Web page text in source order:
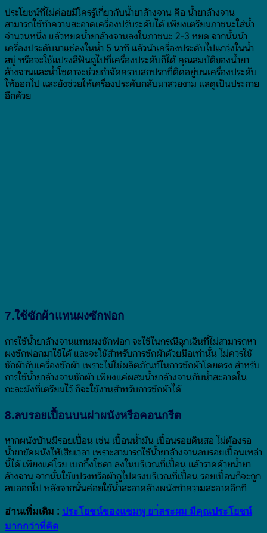
ประโยชน์ที่ไม่ค่อยมีใครรู้เกี่ยวกับน้ำยาล้างจาน คือ น้ำยาล้างจาน
สามารถใช้ทำความสะอาดเครื่องปรับระดับได้ เพียงเตรียมภาชนะใส่น้ำ
จำนวนหนึ่ง แล้วหยดน้ำยาล้างจานลงในภาชนะ 2-3 หยด จากนั้นนำ
เครื่องประดับมาแช่ลงในน้ำ 5 นาที แล้วนำเครื่องประดับไปแกว่งในน้ำ
สบู่ หรือจะใช้แปรงสีฟันถูไปที่เครื่องประดับก็ได้ คุณสมบัติของน้ำยา
ล้างจานและน้ำโซดาจะช่วยกำจัดคราบสกปรกที่ติดอยู่บนเครื่องประดับ
ให้ออกไป และยังช่วยให้เครื่องประดับกลับมาสวยงาม แลดูเป็นประกาย
อีกด้วย
7.ใช้ซักผ้าแทนผงซักฟอก
การใช้น้ำยาล้างจานแทนผงซักฟอก จะใช้ในกรณีฉุกเฉินที่ไม่สามารถหา
ผงซักฟอกมาใช้ได้ และจะใช้สำหรับการซักผ้าด้วยมือเท่านั้น ไม่ควรใช้
ซักผ้ากับเครื่องซักผ้า เพราะไม่ใช่ผลิตภัณฑ์ในการซักผ้าโดยตรง สำหรับ
การใช้น้ำยาล้างจานซักผ้า เพียงแค่ผสมน้ำยาล้างจานกับน้ำสะอาดใน
กะละมังที่เตรียมไว้ ก็จะใช้งานสำหรับการซักผ้าได้
8.ลบรอยเปื้อนบนฝาผนังหรือคอนกรีต
หากผนังบ้านมีรอยเปื้อน เช่น เปื้อนน้ำมัน เปื้อนรอยดินสอ ไม่ต้องรอ
น้ำยาขัดผนังให้เสียเวลา เพราะสามารถใช้น้ำยาล้างจานลบรอยเปื้อนเหล่า
นี้ได้ เพียงแค่โรย เบกกิ้งโซดา ลงในบริเวณที่เปื้อน แล้วราดด้วยน้ำยา
ล้างจาน จากนั้นใช้แปรงหรือผ้าถูไปตรงบริเวณที่เปื้อน รอยเปื้อนก็จะถูก
ลบออกไป หลังจากนั้นค่อยใช้น้ำสะอาดล้างผนังทำความสะอาดอีกที
อ่านเพิ่มเติม : ประโยชน์ของแชมพู ยา่สระผม มีคุณประโยชน์
มากกว่าที่คิด